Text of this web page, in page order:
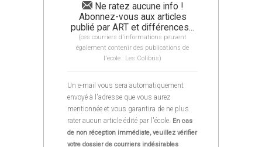
Ne ratez aucune info !
Abonnez-vous aux articles
publié par ART et différences...
(ces courriers d'informations peuvent
également contenir des publications de
l'école : Les Colibris)
Un e-mail vous sera automatiquement
envoyé à l'adresse que vous aurez
mentionnée et vous garantira de ne plus
rater aucun article édité par l'école. En cas
de non réception immédiate, veuillez vérifier
votre dossier de courriers indésirables